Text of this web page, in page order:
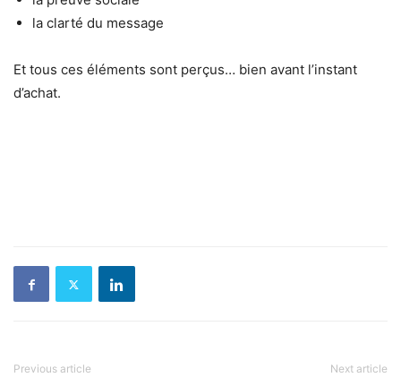
la clarté du message
Et tous ces éléments sont perçus… bien avant l’instant
d’achat.
Previous article Next article